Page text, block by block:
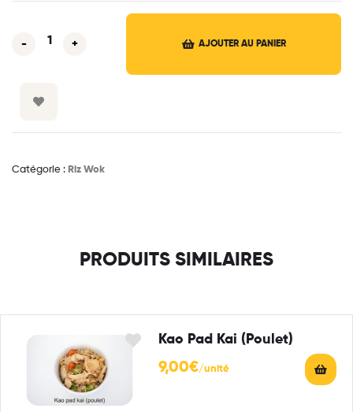
- + AJOUTER AU PANIER
Catégorie : Riz Wok
PRODUITS SIMILAIRES
Kao Pad Kai (Poulet)
9,00€